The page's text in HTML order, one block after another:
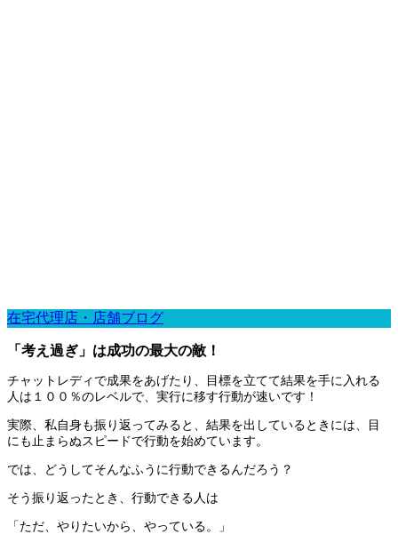
在宅代理店・店舗ブログ
「考え過ぎ」は成功の最大の敵！
チャットレディで成果をあげたり、目標を立てて結果を手に入れる
人は１００％のレベルで、実行に移す行動が速いです！
実際、私自身も振り返ってみると、結果を出しているときには、目
にも止まらぬスピードで行動を始めています。
では、どうしてそんなふうに行動できるんだろう？
そう振り返ったとき、行動できる人は
「ただ、やりたいから、やっている。」